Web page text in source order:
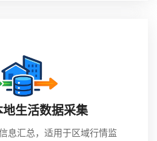
生活数据采集
息汇总，适用于区域行情监